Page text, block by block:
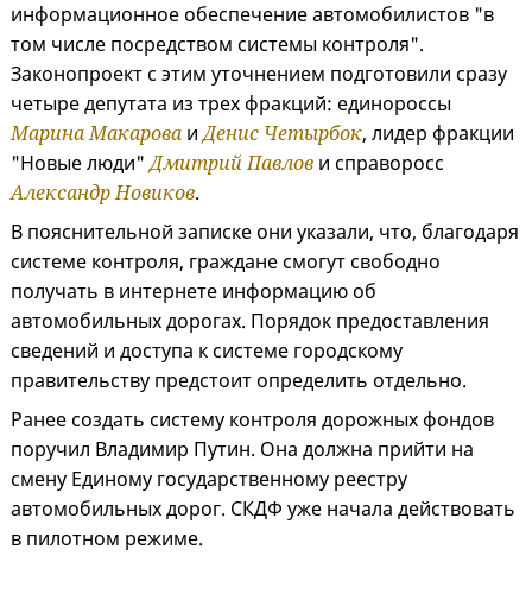
информационное обеспечение автомобилистов "в
том числе посредством системы контроля".
Законопроект с этим уточнением подготовили сразу
четыре депутата из трех фракций: единороссы
Марина Макарова иДенис Четырбок, лидер фракции
"Новые люди"Дмитрий Павлов и справоросс
Александр Новиков.
В пояснительной записке они указали, что, благодаря
системе контроля, граждане смогут свободно
получать в интернете информацию об
автомобильных дорогах. Порядок предоставления
сведений и доступа к системе городскому
правительству предстоит определить отдельно.
Ранее создать систему контроля дорожных фондов
поручил Владимир Путин. Она должна прийти на
смену Единому государственному реестру
автомобильных дорог. СКДФ уже начала действовать
в пилотном режиме.